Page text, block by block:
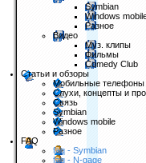
Symbian
Windows
Разное
Видео
Муз. клипы
Фильмы
Comedy Club
Статьи и обзоры
Мобильные телефоны
Слухи, концепты и
Связь
Symbian
Windows mobile
Разное
FAQ
faq - Symbian
faq - N-gage